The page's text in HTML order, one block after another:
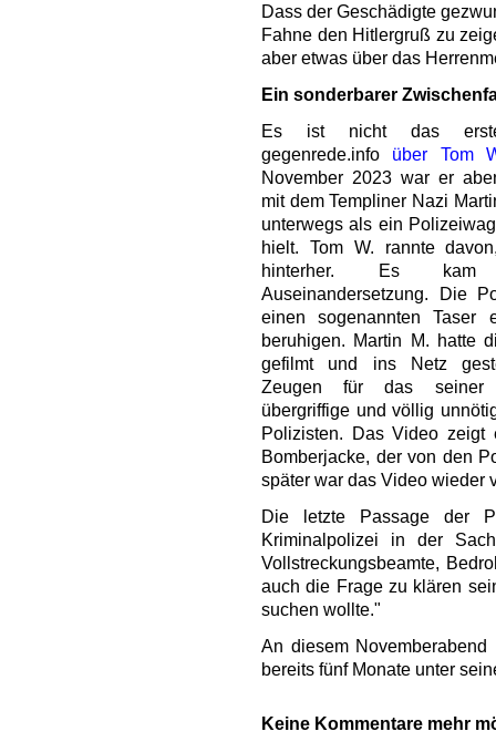
Dass der Geschädigte
Fahne den Hitlergruß zu
aber etwas über das
Ein sonderbarer
Es ist nicht das
gegenrede.info über Tom
November 2023 war er
mit dem Templiner Nazi
unterwegs als ein
hielt. Tom W. rannte
hinterher. Es
Auseinandersetzung. Die
einen sogenannten
beruhigen. Martin M. hatte
gefilmt und ins Netz
Zeugen für das seiner
übergriffige und völlig
Polizisten. Das Video zeigt
Bomberjacke, der von den
später war das Video wieder
Die letzte Passage der
Kriminalpolizei in der
Vollstreckungsbeamte,
auch die Frage zu klären
suchen wollte."
An diesem
bereits fünf Monate unter
Keine Kommentare mehr